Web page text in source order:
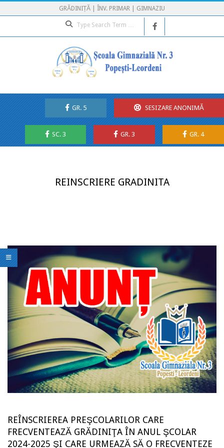
to
GRĂDINIȚĂ | ÎNV. PRIMAR | GIMNAZIU
SESIZARE ANONIMĂ
GR. 5
GR. 4
GR. 3
SC. 3
REINSCRIERE GRADINITA
REÎNSCRIEREA PREŞCOLARILOR CARE
FRECVENTEAZĂ GRĂDINIŢA ÎN ANUL ŞCOLAR
2024-2025 ŞI CARE URMEAZĂ SĂ O FRECVENTEZE